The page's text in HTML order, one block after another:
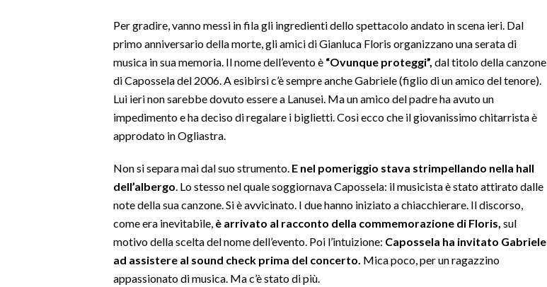
Per gradire, vanno messi in fila gli ingredienti dello spettacolo andato in scena ieri. Dal
primo anniversario della morte, gli amici di Gianluca Floris organizzano una serata di
musica in sua memoria. Il nome dell’evento è “Ovunque proteggi”, dal titolo della canzone
di Capossela del 2006. A esibirsi c’è sempre anche Gabriele (figlio di un amico del tenore).
Lui ieri non sarebbe dovuto essere a Lanusei. Ma un amico del padre ha avuto un
impedimento e ha deciso di regalare i biglietti. Così ecco che il giovanissimo chitarrista è
approdato in Ogliastra.
Non si separa mai dal suo strumento. E nel pomeriggio stava strimpellando nella hall
dell’albergo. Lo stesso nel quale soggiornava Capossela: il musicista è stato attirato dalle
note della sua canzone. Si è avvicinato. I due hanno iniziato a chiacchierare. Il discorso,
come era inevitabile, è arrivato al racconto della commemorazione di Floris, sul
motivo della scelta del nome dell’evento. Poi l’intuizione: Capossela ha invitato Gabriele
ad assistere al sound check prima del concerto. Mica poco, per un ragazzino
appassionato di musica. Ma c’è stato di più.